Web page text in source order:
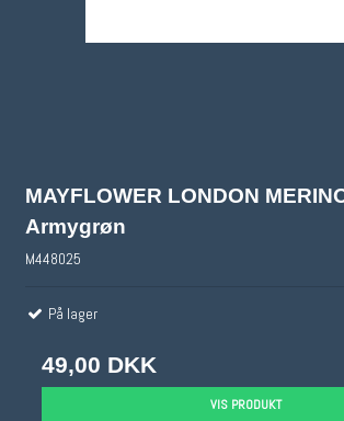
MAYFLOWER LONDON
Armygrøn
M448025
På lager
49,00 DKK
VIS PRODUKT